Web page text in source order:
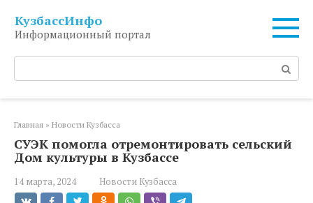
контенту
КузбассИнфо
Информационный портал
Поиск:
Главная » Новости Кузбасса
СУЭК помогла отремонтировать сельский
Дом культуры в Кузбассе
14 марта, 2024 Новости Кузбасса